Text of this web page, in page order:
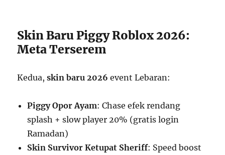
Skin Baru Piggy Roblox 2026:
Meta Terserem
Kedua,skin baru 2026 event Lebaran:
Piggy Opor Ayam: Chase efek rendang
splash + slow player 20% (gratis login
Ramadan)
Skin Survivor Ketupat Sheriff: Speed boost